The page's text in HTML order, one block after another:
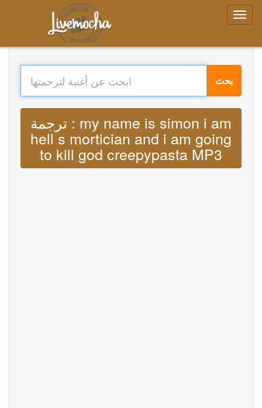
بحث
ترجمة : my name is simon i am
hell s mortician and i am going
to kill god creepypasta MP3